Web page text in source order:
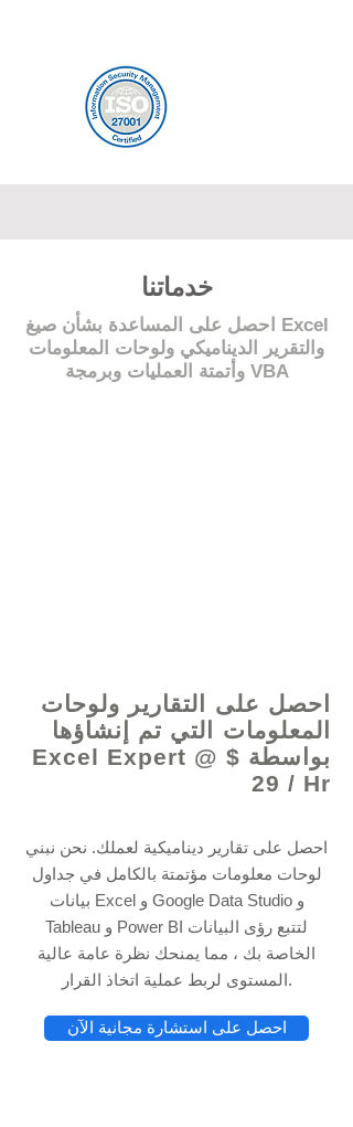
خدماتنا
احصل على المساعدة بشأن صيغ Excel
والتقرير الديناميكي ولوحات المعلومات
وأتمتة العمليات وبرمجة VBA
احصل على التقارير ولوحات
المعلومات التي تم إنشاؤها
بواسطة Excel Expert @ $
29 / Hr
احصل على تقارير ديناميكية لعملك. نحن نبني
لوحات معلومات مؤتمتة بالكامل في جداول
بيانات Excel و Google Data Studio و
Tableau و Power BI لتتبع رؤى البيانات
الخاصة بك ، مما يمنحك نظرة عامة عالية
المستوى لربط عملية اتخاذ القرار.
احصل على استشارة مجانية الآن